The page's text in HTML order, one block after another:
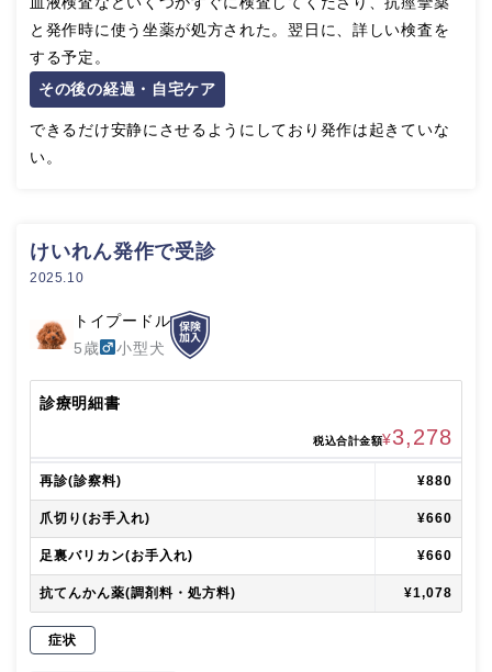
と発作時に使う坐薬が処方された。翌日に、詳しい検査を
する予定。
その後の経過・自宅ケア
できるだけ安静にさせるようにしており発作は起きていな
い。
けいれん発作で受診
2025.10
トイプードル
5歳
小型犬
診療明細書
税込合計金額¥3,278
再診(診察料) ¥880
爪切り(お手入れ) ¥660
足裏バリカン(お手入れ) ¥660
抗てんかん薬(調剤料・処方料) ¥1,078
症状